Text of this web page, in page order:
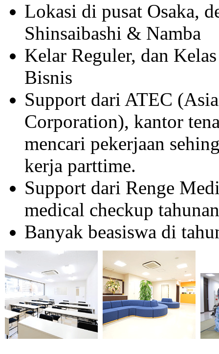
Lokasi di pusat Osaka,
Shinsaibashi & Namba
Kelar Reguler, dan
Bisnis
Support dari ATEC
Corporation), kantor
mencari pekerjaan
kerja parttime.
Support dari Renge
medical checkup
Banyak beasiswa di